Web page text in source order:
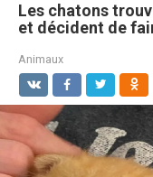
Les chatons
et décident de
Animaux